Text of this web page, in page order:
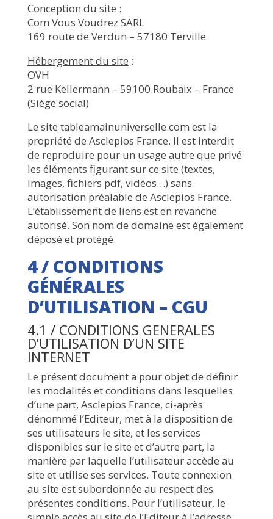
Conception du site :
Com Vous Voudrez SARL
169 route de Verdun – 57180 Terville
Hébergement du site :
OVH
2 rue Kellermann – 59100 Roubaix – France
(Siège social)
Le site tableamainuniverselle.com est la
propriété de Asclepios France. Il est interdit
de reproduire pour un usage autre que privé
les éléments figurant sur ce site (textes,
images, fichiers pdf, vidéos…) sans
autorisation préalable de Asclepios France.
L’établissement de liens est en revanche
autorisé. Son nom de domaine est également
déposé et protégé.
4 / CONDITIONS
GÉNÉRALES
D’UTILISATION – CGU
4.1 / CONDITIONS GENERALES
D’UTILISATION D’UN SITE
INTERNET
Le présent document a pour objet de définir
les modalités et conditions dans lesquelles
d’une part, Asclepios France, ci-après
dénommé l’Editeur, met à la disposition de
ses utilisateurs le site, et les services
disponibles sur le site et d’autre part, la
manière par laquelle l’utilisateur accède au
site et utilise ses services. Toute connexion
au site est subordonnée au respect des
présentes conditions. Pour l’utilisateur, le